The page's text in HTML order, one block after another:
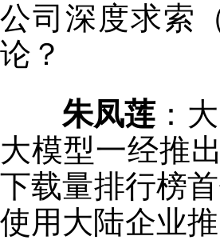
公司深度求索
论？
朱凤莲：
大模型一经推
下载量排行榜
使用大陆企业